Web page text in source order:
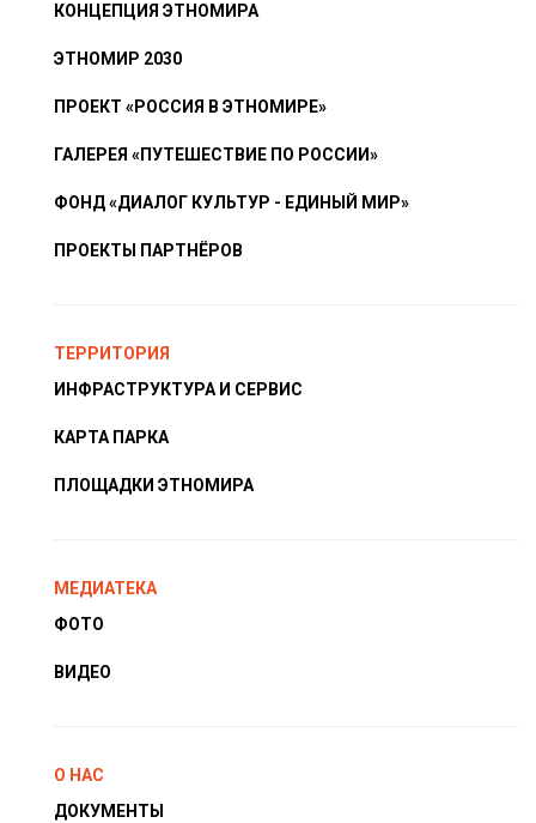
КОНЦЕПЦИЯ ЭТНОМИРА
ЭТНОМИР 2030
ПРОЕКТ «РОССИЯ В ЭТНОМИРЕ»
ГАЛЕРЕЯ «ПУТЕШЕСТВИЕ ПО РОССИИ»
ФОНД «ДИАЛОГ КУЛЬТУР - ЕДИНЫЙ МИР»
ПРОЕКТЫ ПАРТНЁРОВ
ТЕРРИТОРИЯ
ИНФРАСТРУКТУРА И СЕРВИС
КАРТА ПАРКА
ПЛОЩАДКИ ЭТНОМИРА
МЕДИАТЕКА
ФОТО
ВИДЕО
О НАС
ДОКУМЕНТЫ